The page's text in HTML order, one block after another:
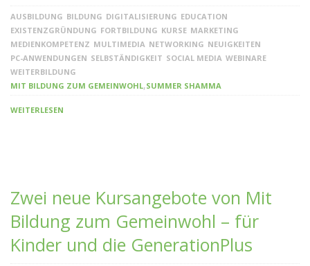
AUSBILDUNG BILDUNG DIGITALISIERUNG EDUCATION
EXISTENZGRÜNDUNG FORTBILDUNG KURSE MARKETING
MEDIENKOMPETENZ MULTIMEDIA NETWORKING NEUIGKEITEN
PC-ANWENDUNGEN SELBSTÄNDIGKEIT SOCIAL MEDIA WEBINARE
WEITERBILDUNG
MIT BILDUNG ZUM GEMEINWOHL,SUMMER SHAMMA
WEITERLESEN
Zwei neue Kursangebote von Mit
Bildung zum Gemeinwohl – für
Kinder und die GenerationPlus